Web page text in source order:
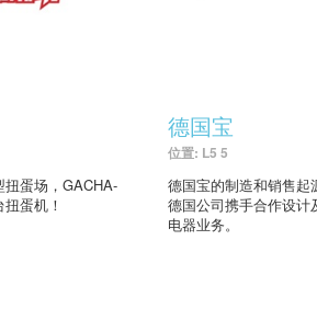
蛋场，GACHA-
蛋机！
德国宝
位置: L5 5
德国宝的制造和销售起
德国公司携手合作设计
电器业务。